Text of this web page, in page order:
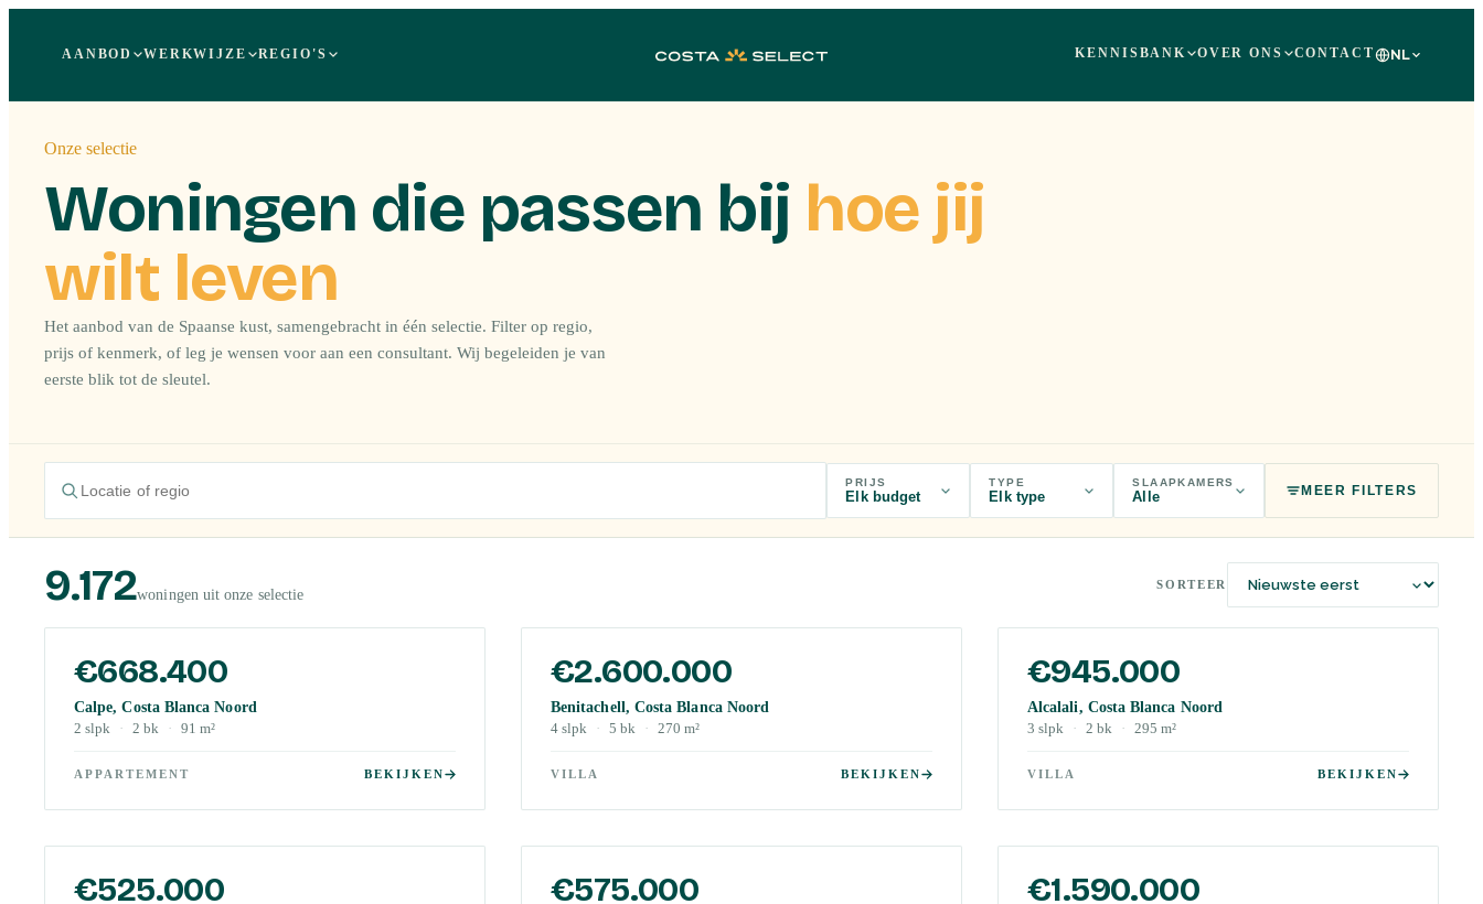
AANBOD WERKWIJZE REGIO'S KENNISBANK OVER ONS CONTACT NL
Onze selectie
Woningen die passen bij hoe jij
wilt leven
Het aanbod van de Spaanse kust, samengebracht in één selectie. Filter op regio,
prijs of kenmerk, of leg je wensen voor aan een consultant. Wij begeleiden je van
eerste blik tot de sleutel.
PRIJS
Elk budget
TYPE
Elk type
SLAAPKAMERS
Alle MEER FILTERS
9.172woningen uit onze selectie
SORTEER
€668.400
Calpe, Costa Blanca Noord
2 slpk · 2 bk · 91 m²
APPARTEMENT BEKIJKEN
€2.600.000
Benitachell, Costa Blanca Noord
4 slpk · 5 bk · 270 m²
VILLA BEKIJKEN
€945.000
Alcalali, Costa Blanca Noord
3 slpk · 2 bk · 295 m²
VILLA BEKIJKEN
€525.000 €575.000 €1.590.000